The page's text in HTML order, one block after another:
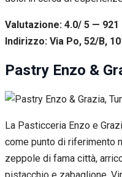
Valutazione: 4.0/ 5 — 921
Indirizzo: Via Po, 52/B,
Pastry Enzo &
La Pasticceria Enzo e
come punto di riferimento
zeppole di fama città,
pistacchio e zabaglione.